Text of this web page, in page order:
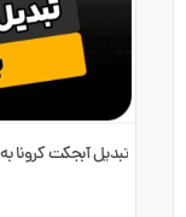
تبدیل آبجکت کرونا